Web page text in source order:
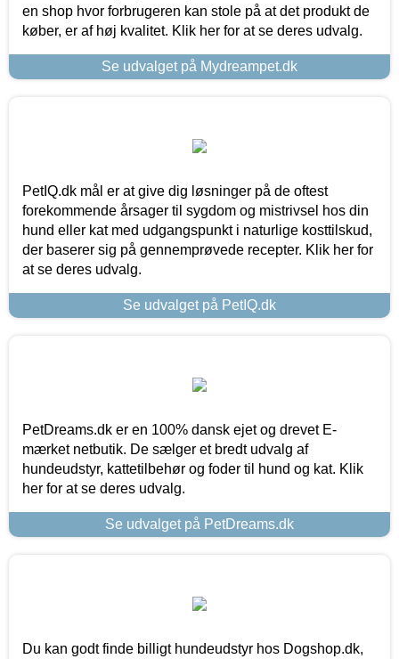
en shop hvor forbrugeren kan stole på at det produkt de
køber, er af høj kvalitet. Klik her for at se deres udvalg.
Se udvalget på Mydreampet.dk
PetIQ.dk mål er at give dig løsninger på de oftest
forekommende årsager til sygdom og mistrivsel hos din
hund eller kat med udgangspunkt i naturlige kosttilskud,
der baserer sig på gennemprøvede recepter. Klik her for
at se deres udvalg.
Se udvalget på PetIQ.dk
PetDreams.dk er en 100% dansk ejet og drevet E-
mærket netbutik. De sælger et bredt udvalg af
hundeudstyr, kattetilbehør og foder til hund og kat. Klik
her for at se deres udvalg.
Se udvalget på PetDreams.dk
Du kan godt finde billigt hundeudstyr hos Dogshop.dk,